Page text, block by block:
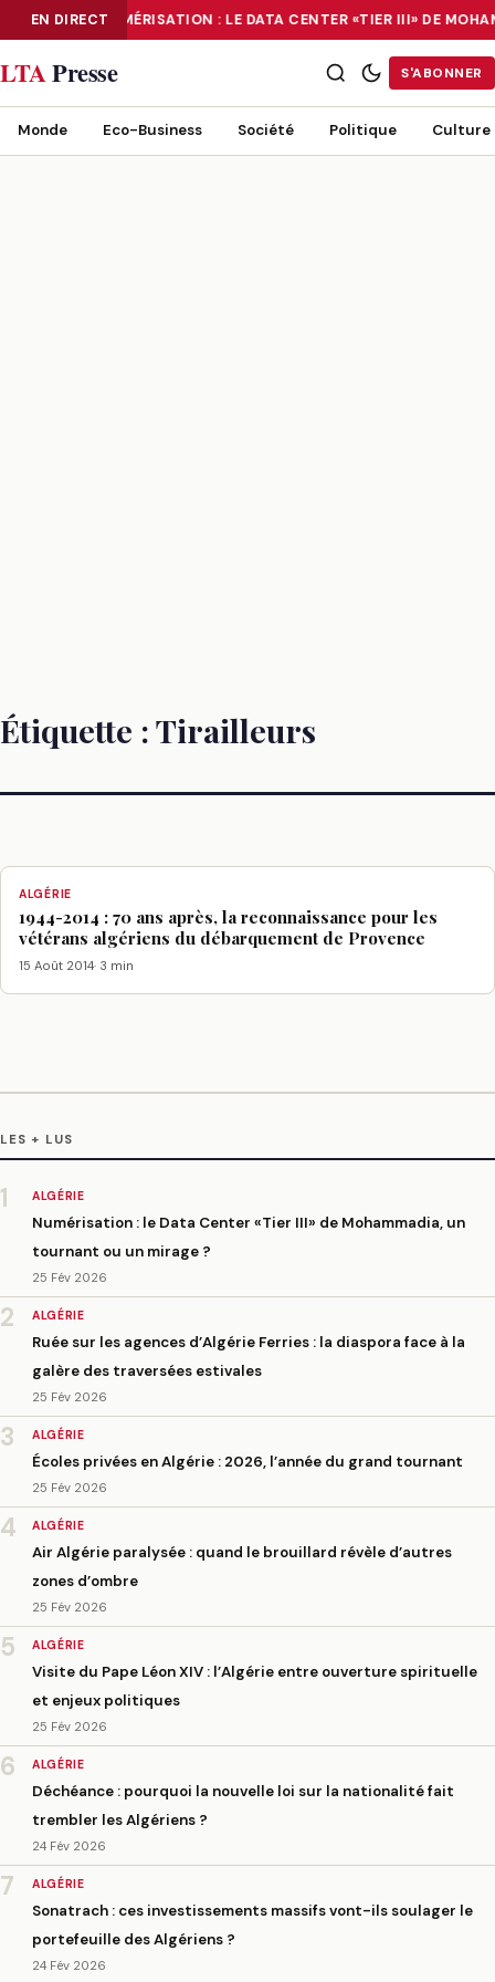
EN DIRECTNUMÉRISATION : LE DATA CENTER «TIER III» DE
NUMÉRISATION : LE DATA CENTER «TIER III» DE MOHAMMADIA, UN
LTAPresse S'ABONNER
Monde Eco-Business Société Politique Culture
Étiquette :Tirailleurs
ALGÉRIE
1944-2014 : 70 ans après, la reconnaissance pour les
vétérans algériens du débarquement de Provence
15 Août 2014· 3 min
LES + LUS
1 ALGÉRIE
Numérisation : le Data Center «Tier III» de Mohammadia, un
tournant ou un mirage ?
25 Fév 2026
2 ALGÉRIE
Ruée sur les agences d’Algérie Ferries : la diaspora face à la
galère des traversées estivales
25 Fév 2026
3 ALGÉRIE
Écoles privées en Algérie : 2026, l’année du grand tournant
25 Fév 2026
4 ALGÉRIE
Air Algérie paralysée : quand le brouillard révèle d’autres
zones d’ombre
25 Fév 2026
5 ALGÉRIE
Visite du Pape Léon XIV : l’Algérie entre ouverture spirituelle
et enjeux politiques
25 Fév 2026
6 ALGÉRIE
Déchéance : pourquoi la nouvelle loi sur la nationalité fait
trembler les Algériens ?
24 Fév 2026
7 ALGÉRIE
Sonatrach : ces investissements massifs vont-ils soulager le
portefeuille des Algériens ?
24 Fév 2026